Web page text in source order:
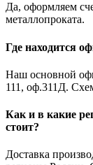
Да, оформляем
металлопроката.
Где находится
Наш основной
111, оф.311Д.
Как и в какие
стоит?
Доставка